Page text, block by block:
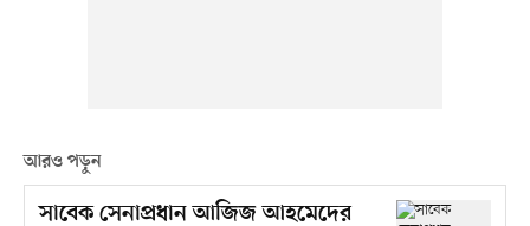
আরও পড়ুন
সাবেক সেনাপ্রধান আজিজ আহমেদের